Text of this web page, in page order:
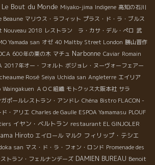
Le Bout du Monde Miyako-jima Indigene 高知の石川
Beaune マリウス・ラフィット プラス・ド・ラ・ブルス
Nouveau 2018 レストラン ラ・カサ・デル・ぺロ 武
Yamada san オゼ 40 Maltby Street London 勝山晋作
600年の栗の木 マチュ Narbonne Caviar Romain
2017年オー・フォルト ボジョレ・ヌーヴォーフェアー
Rosé Seiya Uchida san Angleterre エイリア
Waingakuen ＡＯＣ組織 モトクッス大阪本社 サラ
ガポールレストラン・アンドレ Chéna Bistro FLACON -
ド・アリエ Charles de Gaulle ESPOA Yamamasu PLOUF
イヤン・ベルトラン restaurant EL GINJOLER
Hiroto エイロール マルク フィリップ・テシエ
san マス・ド・ラ・フォン・ロンド Promenade des
ストラン・フェルナンデーズ DAMIEN BUREAU Benoit